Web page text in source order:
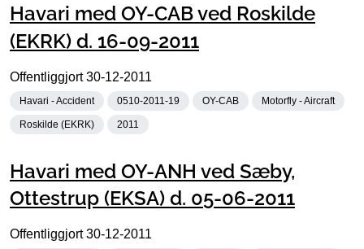
Havari med OY-CAB ved Roskilde
(EKRK) d. 16-09-2011
Offentliggjort30-12-2011
Havari - Accident 0510-2011-19 OY-CAB Motorfly - Aircraft
Roskilde (EKRK) 2011
Havari med OY-ANH ved Sæby,
Ottestrup (EKSA) d. 05-06-2011
Offentliggjort30-12-2011